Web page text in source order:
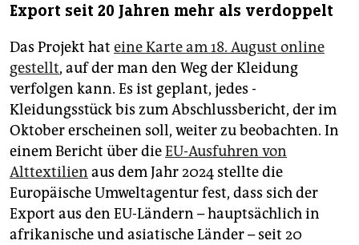
Export seit 20 Jahren mehr als verdoppelt
Das Projekt hat eine Karte am 18. August online
gestellt, auf der man den Weg der Kleidung
verfolgen kann. Es ist geplant, jedes ­
Kleidungsstück bis zum Abschlussbericht, der im
Oktober erscheinen soll, weiter zu beobachten. In
einem Bericht über dieEU-Ausfuhren von
Alttextilien aus dem Jahr 2024 stellte die
Europäische Umweltagentur fest, dass sich der
Export aus den EU-Ländern – hauptsächlich in
afrikanische und asiatische Länder – seit 20